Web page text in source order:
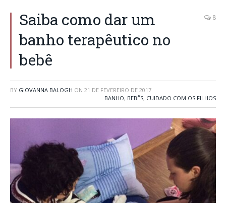
Saiba como dar um
banho terapêutico no
bebê
8
BY GIOVANNA BALOGH ON 21 DE FEVEREIRO DE 2017
BANHO, BEBÊS, CUIDADO COM OS FILHOS